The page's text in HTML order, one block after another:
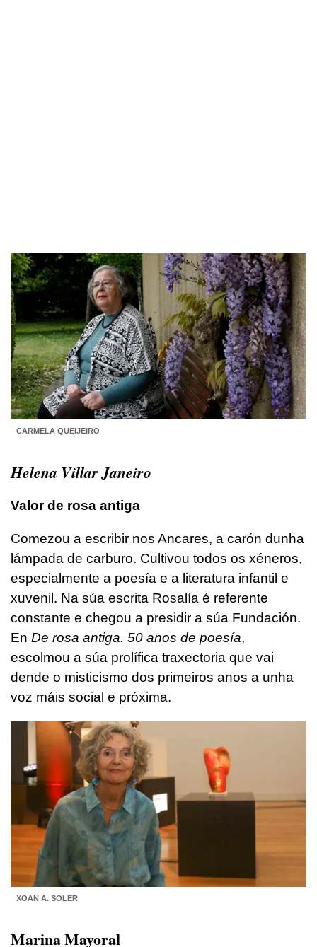
CARMELA QUEIJEIRO
Helena Villar Janeiro
Valor de rosa antiga
Comezou a escribir nos Ancares, a carón dunha
lámpada de carburo. Cultivou todos os xéneros,
especialmente a poesía e a literatura infantil e
xuvenil. Na súa escrita Rosalía é referente
constante e chegou a presidir a súa Fundación.
En De rosa antiga. 50 anos de poesía,
escolmou a súa prolífica traxectoria que vai
dende o misticismo dos primeiros anos a unha
voz máis social e próxima.
XOAN A. SOLER
Marina Mayoral